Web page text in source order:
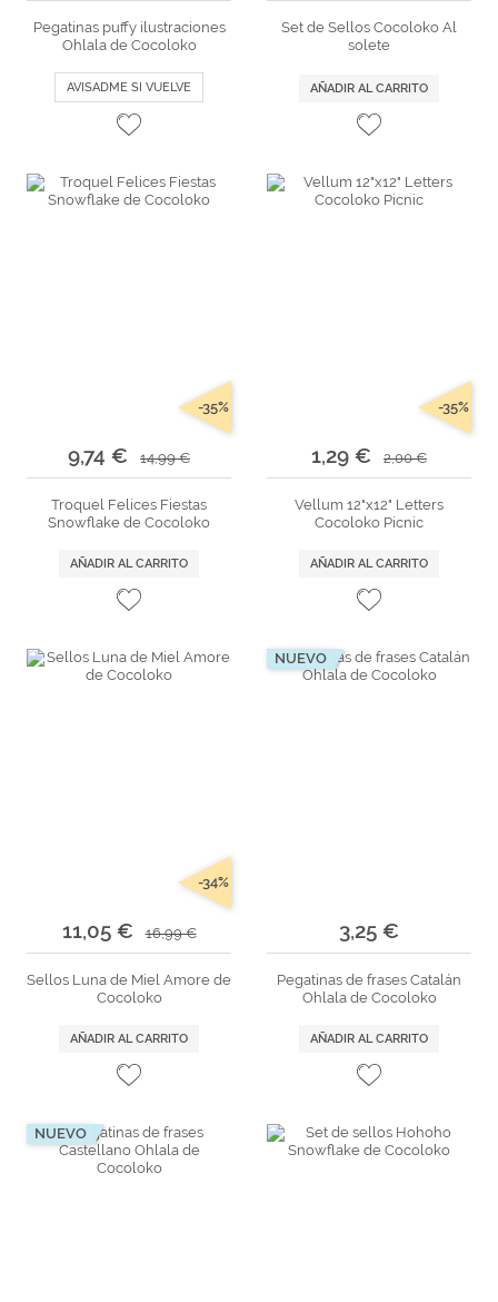
Pegatinas puffy ilustraciones
Ohlala de Cocoloko
AVISADME SI VUELVE
Set de Sellos Cocoloko Al
solete
AÑADIR AL CARRITO
9,74 € 14,99 €
-35%
Troquel Felices Fiestas
Snowflake de Cocoloko
AÑADIR AL CARRITO
1,29 € 2,00 €
-35%
Vellum 12"x12" Letters
Cocoloko Picnic
AÑADIR AL CARRITO
11,05 € 16,99 €
-34%
Sellos Luna de Miel Amore de
Cocoloko
AÑADIR AL CARRITO
NUEVO
3,25 €
Pegatinas de frases Catalán
Ohlala de Cocoloko
AÑADIR AL CARRITO
NUEVO